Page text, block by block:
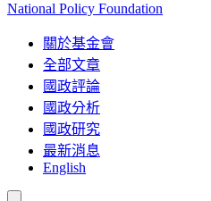
National Policy Foundation
關於基金會
全部文章
國政評論
國政分析
國政研究
最新消息
English